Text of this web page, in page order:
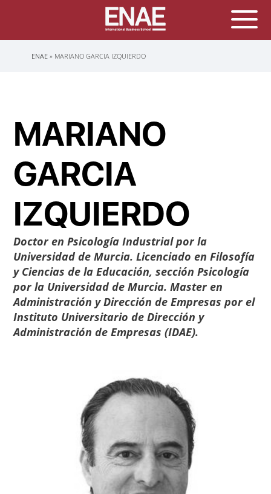
Sobrescribir
ENAE MARIANO GARCIA IZQUIERDO
MARIANO
GARCIA
IZQUIERDO
Doctor en Psicología Industrial por la
Universidad de Murcia. Licenciado en Filosofía
y Ciencias de la Educación, sección Psicología
por la Universidad de Murcia. Master en
Administración y Dirección de Empresas por el
Instituto Universitario de Dirección y
Administración de Empresas (IDAE).